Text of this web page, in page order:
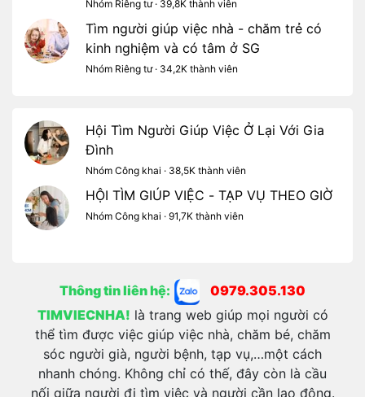
Nhóm Riêng tư · 39,8K thành viên
Tìm người giúp việc nhà - chăm trẻ có
kinh nghiệm và có tâm ở SG
Nhóm Riêng tư · 34,2K thành viên
Hội Tìm Người Giúp Việc Ở Lại Với Gia
Đình
Nhóm Công khai · 38,5K thành viên
HỘI TÌM GIÚP VIỆC - TẠP VỤ THEO GIỜ
Nhóm Công khai · 91,7K thành viên
Thông tin liên hệ:
0979.305.130
TIMVIECNHA! là trang web giúp mọi người có
thể tìm được việc giúp việc nhà, chăm bé, chăm
sóc người già, người bệnh, tạp vụ,…một cách
nhanh chóng. Không chỉ có thế, đây còn là cầu
nối giữa người đi tìm việc và người cần lao động.